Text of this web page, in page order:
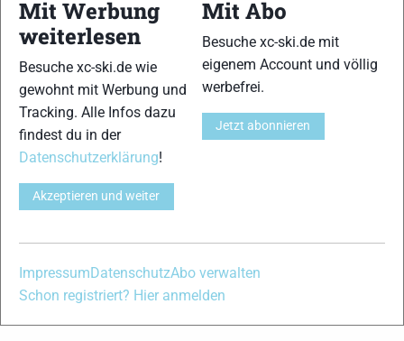
und allem was du sonst noch über deine Lieblingssportarten
wissen solltest.
Skilanglauf-Anfänger oder Profi-Sportler, wir haben
immer ein offenes Ohr für dich! Du kannst uns jederzeit über
das
Kontaktformular
Partner
xc-ski.de in Social Media
instagramfacebookspotify
Mit Werbung
weiterlesen
Besuche xc-ski.de wie
gewohnt mit Werbung und
Tracking. Alle Infos dazu
findest du in der
Datenschutzerklärung!
Akzeptieren und weiter
Mit Abo
Besuche xc-ski.de mit
eigenem Account und völlig
werbefrei.
Jetzt abonnieren
Impressum DatenschutzAbo verwalten
Schon registriert? Hier anmelden